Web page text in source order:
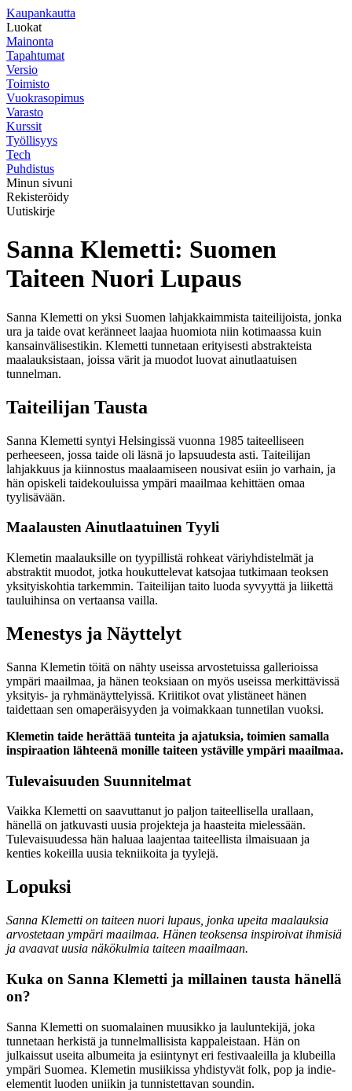
Kaupankautta
Luokat
Mainonta
Tapahtumat
Versio
Toimisto
Vuokrasopimus
Varasto
Kurssit
Työllisyys
Tech
Puhdistus
Minun sivuni
Rekisteröidy
Uutiskirje
Sanna Klemetti: Suomen
Taiteen Nuori Lupaus
Sanna Klemetti on yksi Suomen lahjakkaimmista taiteilijoista, jonka
ura ja taide ovat keränneet laajaa huomiota niin kotimaassa kuin
kansainvälisestikin. Klemetti tunnetaan erityisesti abstrakteista
maalauksistaan, joissa värit ja muodot luovat ainutlaatuisen
tunnelman.
Taiteilijan Tausta
Sanna Klemetti syntyi Helsingissä vuonna 1985 taiteelliseen
perheeseen, jossa taide oli läsnä jo lapsuudesta asti. Taiteilijan
lahjakkuus ja kiinnostus maalaamiseen nousivat esiin jo varhain, ja
hän opiskeli taidekouluissa ympäri maailmaa kehittäen omaa
tyylisävään.
Maalausten Ainutlaatuinen Tyyli
Klemetin maalauksille on tyypillistä rohkeat väriyhdistelmät ja
abstraktit muodot, jotka houkuttelevat katsojaa tutkimaan teoksen
yksityiskohtia tarkemmin. Taiteilijan taito luoda syvyyttä ja liikettä
tauluihinsa on vertaansa vailla.
Menestys ja Näyttelyt
Sanna Klemetin töitä on nähty useissa arvostetuissa gallerioissa
ympäri maailmaa, ja hänen teoksiaan on myös useissa merkittävissä
yksityis- ja ryhmänäyttelyissä. Kriitikot ovat ylistäneet hänen
taidettaan sen omaperäisyyden ja voimakkaan tunnetilan vuoksi.
Klemetin taide herättää tunteita ja ajatuksia, toimien samalla
inspiraation lähteenä monille taiteen ystäville ympäri maailmaa.
Tulevaisuuden Suunnitelmat
Vaikka Klemetti on saavuttanut jo paljon taiteellisella urallaan,
hänellä on jatkuvasti uusia projekteja ja haasteita mielessään.
Tulevaisuudessa hän haluaa laajentaa taiteellista ilmaisuaan ja
kenties kokeilla uusia tekniikoita ja tyylejä.
Lopuksi
Sanna Klemetti on taiteen nuori lupaus, jonka upeita maalauksia
arvostetaan ympäri maailmaa. Hänen teoksensa inspiroivat ihmisiä
ja avaavat uusia näkökulmia taiteen maailmaan.
Kuka on Sanna Klemetti ja millainen tausta hänellä
on?
Sanna Klemetti on suomalainen muusikko ja lauluntekijä, joka
tunnetaan herkistä ja tunnelmallisista kappaleistaan. Hän on
julkaissut useita albumeita ja esiintynyt eri festivaaleilla ja klubeilla
ympäri Suomea. Klemetin musiikissa yhdistyvät folk, pop ja indie-
elementit luoden uniikin ja tunnistettavan soundin.